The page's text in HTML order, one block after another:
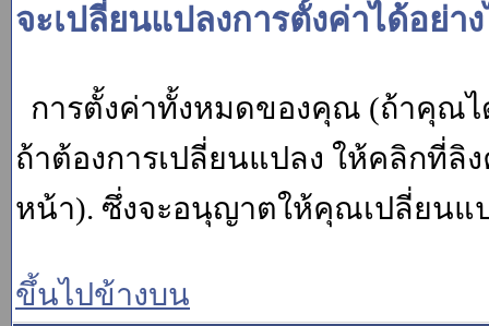
จะเปลี่ยนแปลงการตั้งค่าได้อย่าง
การตั้งค่าทั้งหมดของคุณ (ถ้าคุณไ
ถ้าต้องการเปลี่ยนแปลง ให้คลิกที่ลิ
หน้า). ซึ่งจะอนุญาตให้คุณเปลี่ยนแ
ขึ้นไปข้างบน